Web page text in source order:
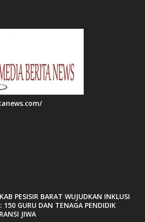
PESISIR BARAT WUJUDKAN INKLUSI
150 GURU DAN TENAGA PENDIDIK
JIWA